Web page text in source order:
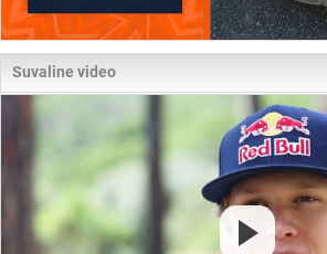
Suvaline video